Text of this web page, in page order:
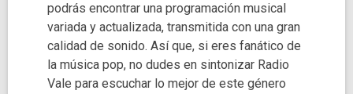
podrás encontrar una programación musical
variada y actualizada, transmitida con una gran
calidad de sonido. Así que, si eres fanático de
la música pop, no dudes en sintonizar Radio
Vale para escuchar lo mejor de este género